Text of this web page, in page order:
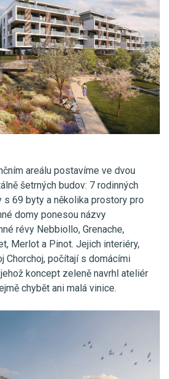
areálu postavíme ve dvou
šetrných budov: 7 rodinných
s 69 byty a několika prostory pro
domy ponesou názvy
révy Nebbiollo, Grenache,
Merlot a Pinot. Jejich interiéry,
Chorchoj, počítají s domácími
koncept zeleně navrhl ateliér
chybět ani malá vinice.